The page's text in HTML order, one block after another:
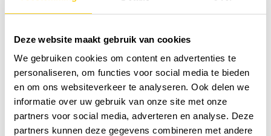
Deze website maakt gebruik van cookies
We gebruiken cookies om content en advertenties te
personaliseren, om functies voor social media te bieden
en om ons websiteverkeer te analyseren. Ook delen we
informatie over uw gebruik van onze site met onze
partners voor social media, adverteren en analyse. Deze
partners kunnen deze gegevens combineren met andere
AFGEPRIJSD
Op voorraad!
Global Healing
Turmeric
60ml | Vloeibaar | Kurkuma
Verenigde Staten van Amerika